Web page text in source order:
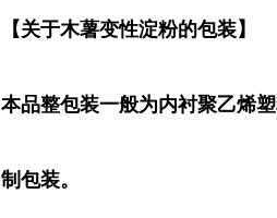
【关于木薯变性淀粉的包装】
本品整包装一般为内衬聚乙烯
制包装。